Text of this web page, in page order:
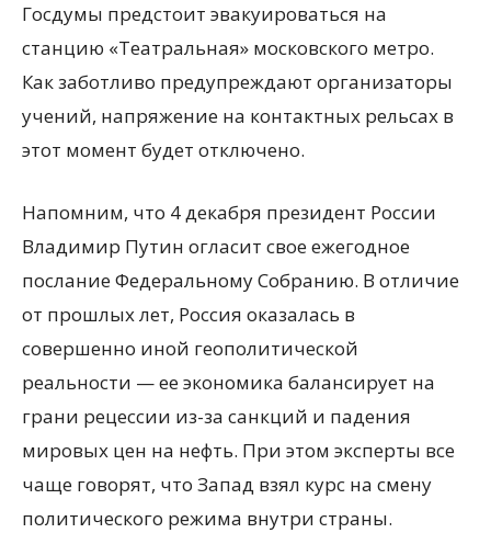
Госдумы предстоит эвакуироваться на
станцию «Театральная» московского метро.
Как заботливо предупреждают организаторы
учений, напряжение на контактных рельсах в
этот момент будет отключено.
Напомним, что 4 декабря президент России
Владимир Путин огласит свое ежегодное
послание Федеральному Собранию. В отличие
от прошлых лет, Россия оказалась в
совершенно иной геополитической
реальности — ее экономика балансирует на
грани рецессии из-за санкций и падения
мировых цен на нефть. При этом эксперты все
чаще говорят, что Запад взял курс на смену
политического режима внутри страны.